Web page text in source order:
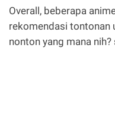
Overall, beberapa
rekomendasi tontonan
nonton yang mana